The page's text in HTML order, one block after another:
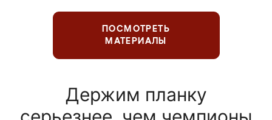
ПОСМОТРЕТЬ
МАТЕРИАЛЫ
Держим планку